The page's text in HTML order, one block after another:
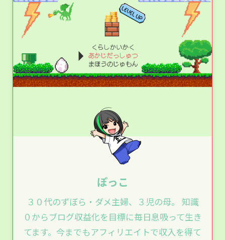
ぽっこ
３０代のずぼら・ダメ主婦、３児の母。 知識
０からブログ収益化を目標に毎日息吸って生き
てます。今までもアフィリエイトで収入を得て